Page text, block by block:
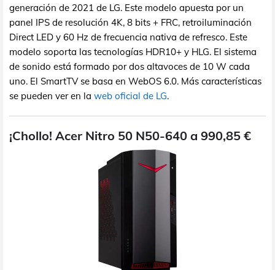
generación de 2021 de LG. Este modelo apuesta por un
panel IPS de resolución 4K, 8 bits + FRC, retroiluminación
Direct LED y 60 Hz de frecuencia nativa de refresco. Este
modelo soporta las tecnologías HDR10+ y HLG. El sistema
de sonido está formado por dos altavoces de 10 W cada
uno. El SmartTV se basa en WebOS 6.0. Más características
se pueden ver en la web oficial de LG.
¡Chollo! Acer Nitro 50 N50-640 a 990,85 €